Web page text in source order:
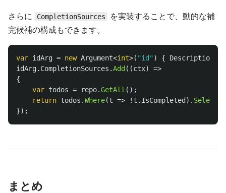
さらに CompletionSources
を実装することで、動的な補
完候補の構成もできます。
var idArg = new Argument<int>( "id" ) { Description
idArg. CompletionSources .Add ((ctx)
=>
{
var todos = repo.GetAll ();
return todos .Where(t => ! t . IsCompleted ). Select
});
まとめ